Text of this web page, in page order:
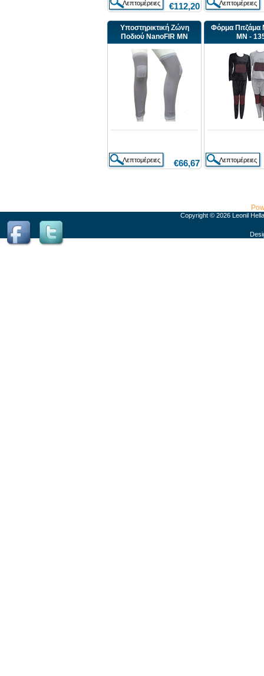
€112,20
Υποστηρικτική Ζώνη
Ποδιού NanoFIR MN
€66,67
Φόρμα Πιτζάμα
MN -
Copyright © 2026 Leonil